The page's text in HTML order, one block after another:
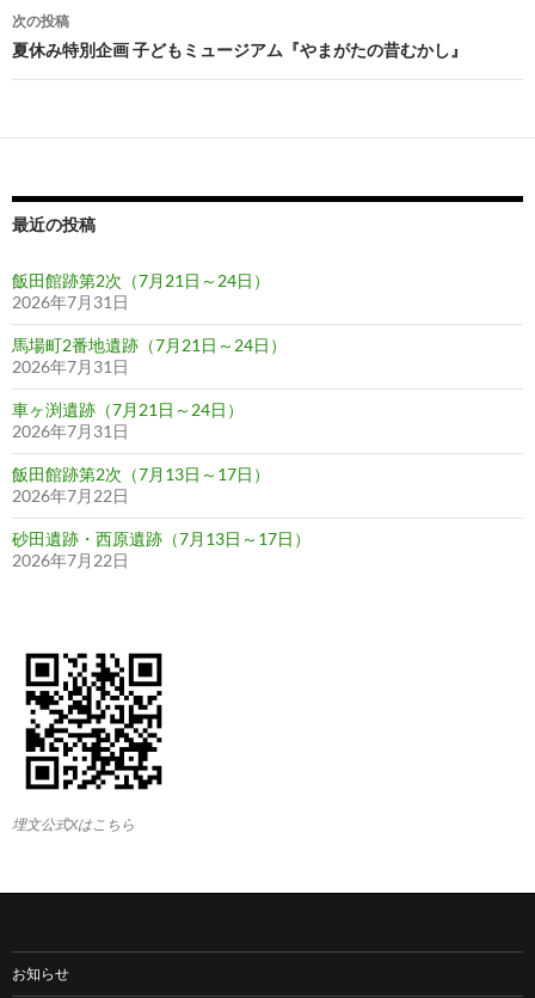
ナ
ビ
ゲ
ー
ョ
次の投稿
夏休み特別企画 子どもミュージアム『やまがたの昔むかし』
最近の投稿
飯田館跡第2次（7月21日～24日）
2026年7月31日
馬場町2番地遺跡（7月21日～24日）
2026年7月31日
車ヶ渕遺跡（7月21日～24日）
2026年7月31日
飯田館跡第2次（7月13日～17日）
2026年7月22日
砂田遺跡・西原遺跡（7月13日～17日）
2026年7月22日
埋文公式Xはこちら
お知らせ